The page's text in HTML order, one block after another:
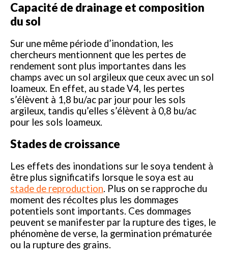
Capacité de drainage et composition
du sol
Sur une même période d’inondation, les
chercheurs mentionnent que les pertes de
rendement sont plus importantes dans les
champs avec un sol argileux que ceux avec un sol
loameux. En effet, au stade V4, les pertes
s’élèvent à 1,8 bu/ac par jour pour les sols
argileux, tandis qu’elles s’élèvent à 0,8 bu/ac
pour les sols loameux.
Stades de croissance
Les effets des inondations sur le soya tendent à
être plus significatifs lorsque le soya est au
stade de reproduction. Plus on se rapproche du
moment des récoltes plus les dommages
potentiels sont importants. Ces dommages
peuvent se manifester par la rupture des tiges, le
phénomène de verse, la germination prématurée
ou la rupture des grains.